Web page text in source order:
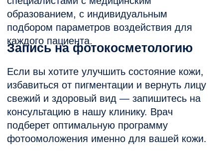
Далее
© 2022 Все права защищены.
Уход за лицом
Политика конфиденциальности
ИМЕЮТСЯ ПРОТИВОПОКАЗАНИЯ.
НЕОБХОДИМА КОНСУЛЬТАЦИЯ